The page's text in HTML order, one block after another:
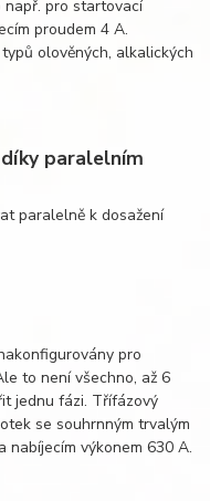
např. pro startovací
proudem 4 A.
olověných, alkalických
paralelním
paralelně k dosažení
pro
to není všechno, až 6
jednu fázi. Třífázový
se souhrnným trvalým
nabíjecím výkonem 630 A.